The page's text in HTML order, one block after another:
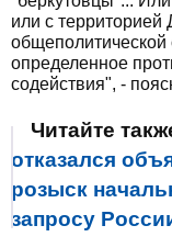
или с территорией
общеполитической
определенное
содействия", -
Читайте
отказался
розыск
запросу